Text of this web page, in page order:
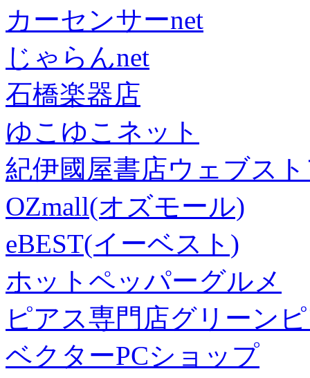
カーセンサーnet
じゃらんnet
石橋楽器店
ゆこゆこネット
紀伊國屋書店ウェブス
OZmall(オズモール)
eBEST(イーベスト)
ホットペッパーグルメ
ピアス専門店グリーン
ベクターPCショップ